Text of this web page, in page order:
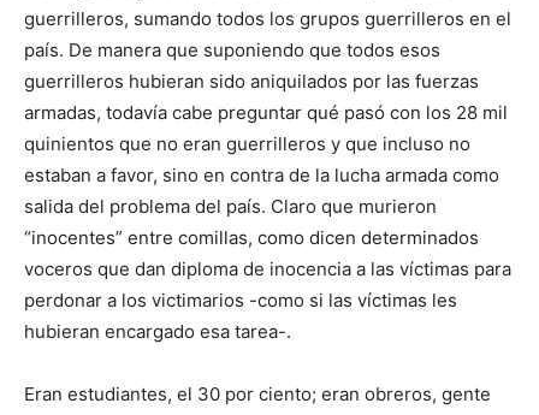
guerrilleros, sumando todos los grupos guerrilleros en el
país. De manera que suponiendo que todos esos
guerrilleros hubieran sido aniquilados por las fuerzas
armadas, todavía cabe preguntar qué pasó con los 28 mil
quinientos que no eran guerrilleros y que incluso no
estaban a favor, sino en contra de la lucha armada como
salida del problema del país. Claro que murieron
“inocentes” entre comillas, como dicen determinados
voceros que dan diploma de inocencia a las víctimas para
perdonar a los victimarios -como si las víctimas les
hubieran encargado esa tarea-.
Eran estudiantes, el 30 por ciento; eran obreros, gente